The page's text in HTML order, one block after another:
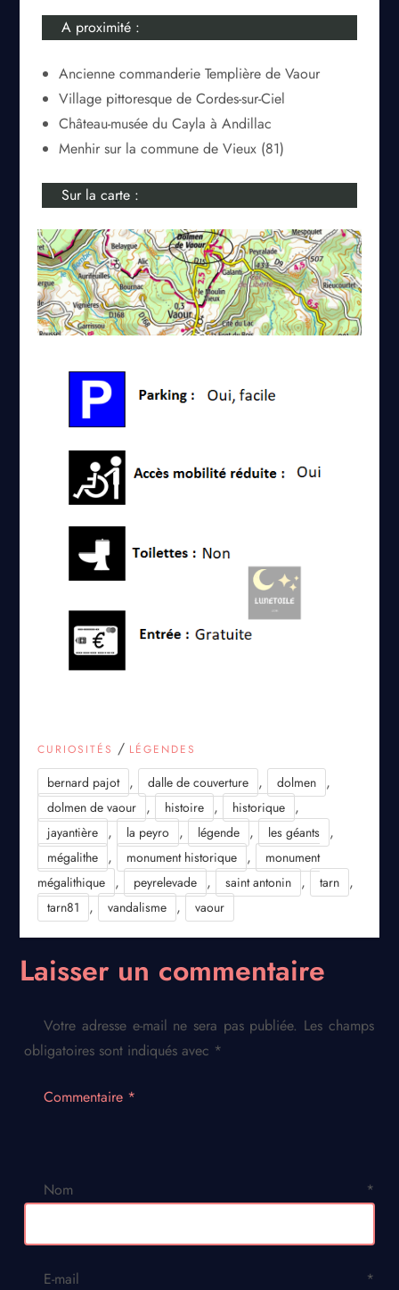
A proximité :
Ancienne commanderie Templière de Vaour
Village pittoresque de Cordes-sur-Ciel
Château-musée du Cayla à Andillac
Menhir sur la commune de Vieux (81)
Sur la carte :
CURIOSITÉS / LÉGENDES
bernard pajot , dalle de couverture , dolmen ,
dolmen de vaour , histoire , historique ,
jayantière , la peyro , légende , les géants ,
mégalithe , monument historique ,
monument
mégalithique , peyrelevade , saint antonin , tarn ,
tarn81 , vandalisme , vaour
Laisser un commentaire
Votre adresse e-mail ne sera pas publiée. Les champs
obligatoires sont indiqués avec *
Commentaire *
Nom *
E-mail *